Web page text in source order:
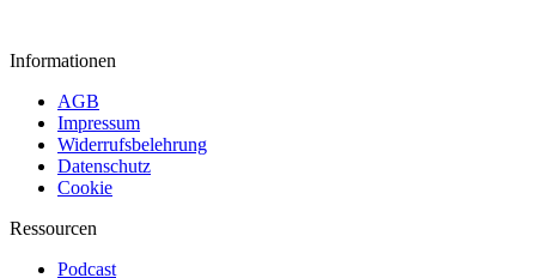
Informationen
AGB
Impressum
Widerrufsbelehrung
Datenschutz
Cookie
Ressourcen
Podcast